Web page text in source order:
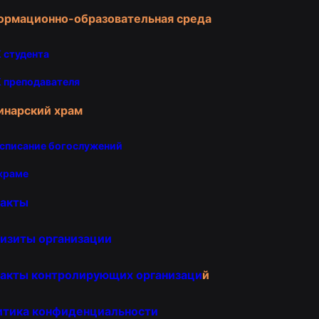
образовательная среда
храм
богослужений
организации
контролирующих организаций
конфиденциальности